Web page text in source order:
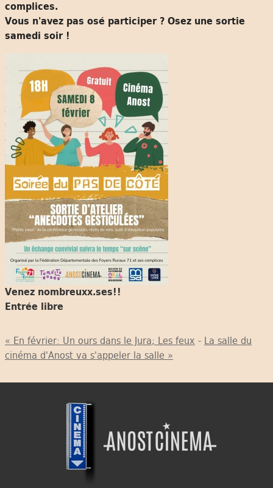
complices.
Vous n'avez pas osé participer ? Osez une sortie
samedi soir !
Venez nombreuxx.ses!!
Entrée libre
« En février: Un ours dans le Jura; Les feux - La salle du
cinéma d'Anost va s'appeler la salle »